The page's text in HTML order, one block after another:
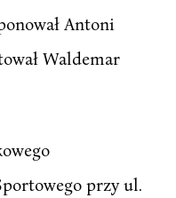
Antoni
Waldemar
przy ul.